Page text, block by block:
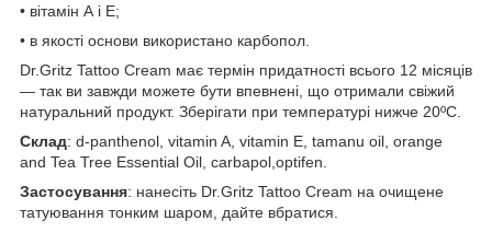
• вітамін А і Е;
• в якості основи використано карбопол.
Dr.Gritz Tattoo Cream має термін придатності всього 12 місяців
— так ви завжди можете бути впевнені, що отримали свіжий
натуральний продукт. Зберігати при температурі нижче 20ºC.
Склад: d-panthenol, vitamin A, vitamin E, tamanu oil, orange
and Tea Tree Essential Oil, carbapol,optifen.
Застосування: нанесiть Dr.Gritz Tattoo Cream на очищене
татуювання тонким шаром, дайте вбратися.